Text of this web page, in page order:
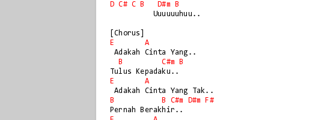
D C# C B D#m
B
E
A
Adakah Cinta Yang..
B
C#m
B
E
A
B
B C#m D#m
F#